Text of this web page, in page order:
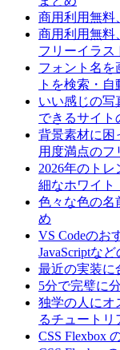
商用利用無料
商用利用無料
フリーイラス
フォント名を
トを検索・
いい感じの写
できるサイト
背景素材に困
用度満点のフ
2026年のト
細なホワイト
色々な色の名
め
VS Codeのお
JavaScriptな
最近の実装に
5分で完璧に
独学の人にオ
るチュートリ
CSS Flexbox